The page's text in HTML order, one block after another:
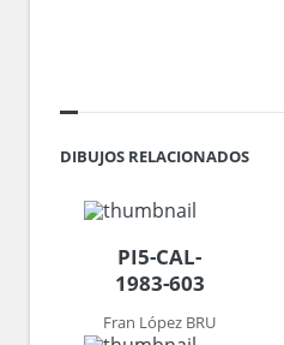
DIBUJOS RELACIONADOS
PI5-CAL-
1983-603
Fran López BRU